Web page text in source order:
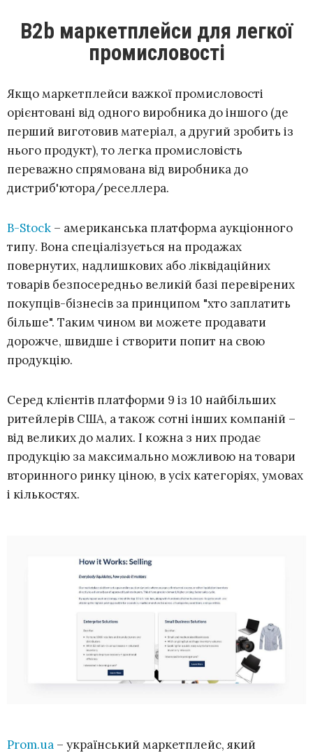
B2b маркетплейси для легкої
промисловості
Якщо маркетплейси важкої промисловості
орієнтовані від одного виробника до іншого (де
перший виготовив матеріал, а другий зробить із
нього продукт), то легка промисловість
переважно спрямована від виробника до
дистриб'ютора/реселлера.
B-Stock – американська платформа аукціонного
типу. Вона спеціалізується на продажах
повернутих, надлишкових або ліквідаційних
товарів безпосередньо великій базі перевірених
покупців-бізнесів за принципом "хто заплатить
більше". Таким чином ви можете продавати
дорожче, швидше і створити попит на свою
продукцію.
Серед клієнтів платформи 9 із 10 найбільших
ритейлерів США, а також сотні інших компаній –
від великих до малих. І кожна з них продає
продукцію за максимально можливою на товари
вторинного ринку ціною, в усіх категоріях, умовах
і кількостях.
Prom.ua – український маркетплейс, який